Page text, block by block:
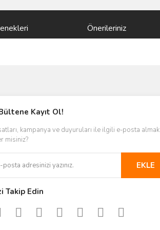
Önerileriniz
Kayıt Ol!
kampanya ve duyuruları ile ilgili e-posta almak
misiniz?
EKLE
Takip Edin